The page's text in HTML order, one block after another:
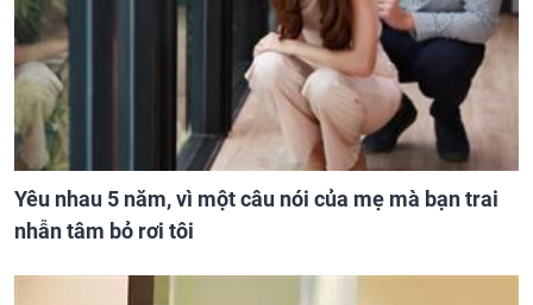
Yêu nhau 5 năm, vì một câu nói của mẹ mà bạn trai
nhẫn tâm bỏ rơi tôi